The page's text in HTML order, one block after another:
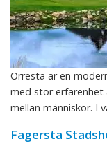
Orresta är en
med stor erfarenhet
mellan människor. I
Fagersta